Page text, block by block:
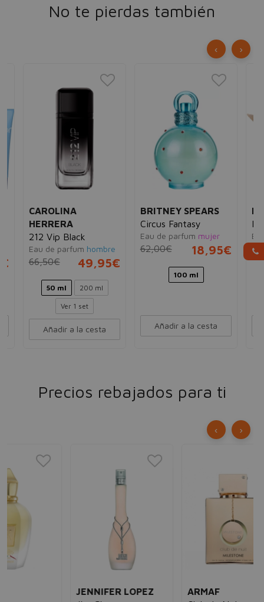
No te pierdas también
CAROLINA
HERRERA
212 Vip Black
Eau de parfum hombre
66,50€ 49,95€
50 ml 200 ml
Ver 1 set
Añadir a la cesta
BRITNEY SPEARS
Circus Fantasy
Eau de parfum mujer
62,00€ 18,95€
100 ml
Añadir a la cesta
‹ ›
Precios rebajados para ti
JENNIFER LOPEZ
ARMAF
‹ ›